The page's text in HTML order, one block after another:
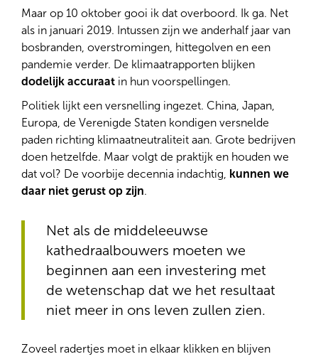
Maar op 10 oktober gooi ik dat overboord. Ik ga. Net
als in januari 2019. Intussen zijn we anderhalf jaar van
bosbranden, overstromingen, hittegolven en een
pandemie verder. De klimaatrapporten blijken
dodelijk accuraat in hun voorspellingen.
Politiek lijkt een versnelling ingezet. China, Japan,
Europa, de Verenigde Staten kondigen versnelde
paden richting klimaatneutraliteit aan. Grote bedrijven
doen hetzelfde. Maar volgt de praktijk en houden we
dat vol? De voorbije decennia indachtig,
kunnen we
daar niet gerust op zijn.
Net als de middeleeuwse
kathedraalbouwers moeten we
beginnen aan een investering met
de wetenschap dat we het resultaat
niet meer in ons leven zullen zien.
Zoveel radertjes moet in elkaar klikken en blijven